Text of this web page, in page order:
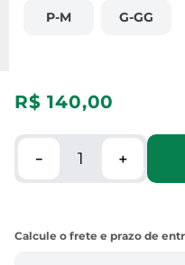
P-M G-GG
R$ 140,00
＋
－